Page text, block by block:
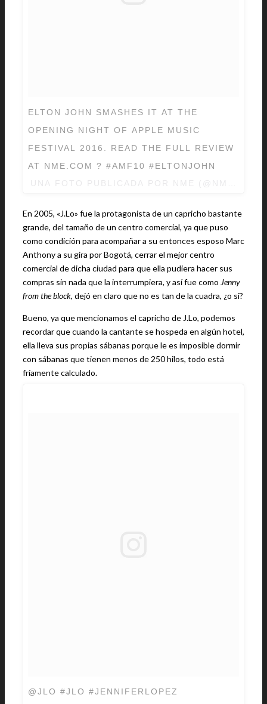
ELTON JOHN SMASHES IT AT THE
OPENING NIGHT OF APPLE MUSIC
FESTIVAL 2016. READ THE FULL REVIEW
AT NME.COM ? #AMF10 #ELTONJOHN
En 2005, «J.Lo» fue la protagonista de un capricho bastante
grande, del tamaño de un centro comercial, ya que puso
como condición para acompañar a su entonces esposo Marc
Anthony a su gira por Bogotá, cerrar el mejor centro
comercial de dicha ciudad para que ella pudiera hacer sus
compras sin nada que la interrumpiera, y así fue como Jenny
from the block, dejó en claro que no es tan de la cuadra, ¿o si?
Bueno, ya que mencionamos el capricho de J.Lo, podemos
recordar que cuando la cantante se hospeda en algún hotel,
ella lleva sus propias sábanas porque le es imposible dormir
con sábanas que tienen menos de 250 hilos, todo está
fríamente calculado.
@JLO #JLO #JENNIFERLOPEZ